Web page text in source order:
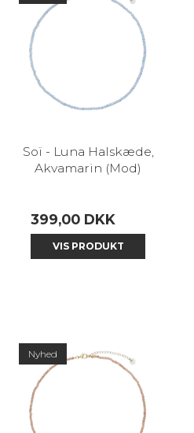
Soï - Luna Halskæde,
Akvamarin (Mod)
399,00 DKK
VIS PRODUKT
Nyhed